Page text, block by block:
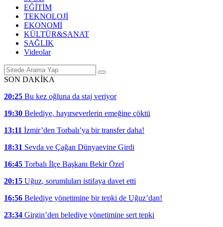
EĞİTİM
TEKNOLOJİ
EKONOMİ
KÜLTÜR&SANAT
SAĞLIK
Videolar
SON DAKİKA
20:25 Bu kez oğluna da staj veriyor
19:30 Belediye, hayırseverlerin emeğine çöktü
13:11 İzmir’den Torbalı’ya bir transfer daha!
18:31 Sevda ve Çağan Dünyaevine Girdi
16:45 Torbalı İlçe Başkanı Bekir Özel
20:15 Uğuz, sorumluları istifaya davet etti
16:56 Belediye yönetimine bir tepki de Uğuz’dan!
23:34 Girgin’den belediye yönetimine sert tepki